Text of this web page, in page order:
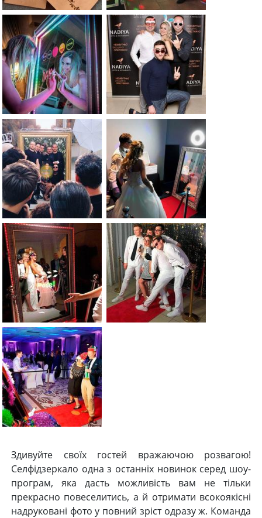
Здивуйте своїх гостей вражаючою розвагою!
Селфідзеркало одна з останніх новинок серед шоу-
програм, яка дасть можливість вам не тільки
прекрасно повеселитись, а й отримати всокоякісні
надруковані фото у повний зріст одразу ж. Команда